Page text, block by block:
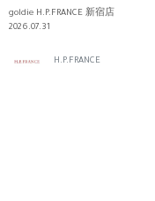
COLLECTION 巡回展
goldie H.P.FRANCE 新宿店
2026.07.31
H.P.FRANCE